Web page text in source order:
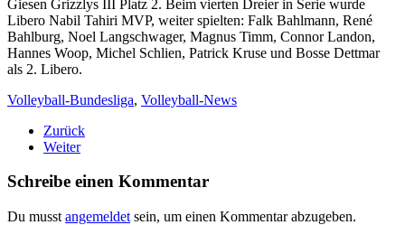
Giesen Grizzlys III Platz 2. Beim vierten Dreier in Serie wurde
Libero Nabil Tahiri MVP, weiter spielten: Falk Bahlmann, René
Bahlburg, Noel Langschwager, Magnus Timm, Connor Landon,
Hannes Woop, Michel Schlien, Patrick Kruse und Bosse Dettmar
als 2. Libero.
Volleyball-Bundesliga, Volleyball-News
Zurück
Weiter
Schreibe einen Kommentar
Du musst angemeldet sein, um einen Kommentar abzugeben.